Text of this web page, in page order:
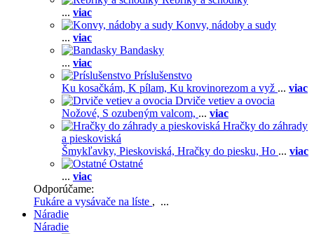
... viac
Konvy, nádoby a sudy
... viac
Bandasky
... viac
Príslušenstvo
Ku kosačkám, K pílam, Ku krovinorezom a vyž ... viac
Drviče vetiev a ovocia
Nožové, S ozubeným valcom, ... viac
Hračky do záhrady
a pieskoviská
Šmykľavky, Pieskoviská, Hračky do piesku, Ho ... viac
Ostatné
... viac
Odporúčame:
Fukáre a vysávače na líste , ...
Náradie
Náradie